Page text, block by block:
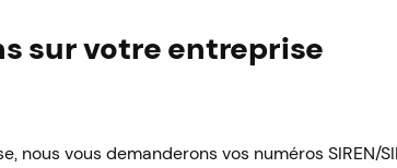
sur votre entreprise
nous vous demanderons vos numéros SIREN/